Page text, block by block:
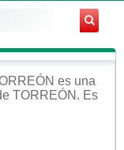
es una
TORREÓN . Es